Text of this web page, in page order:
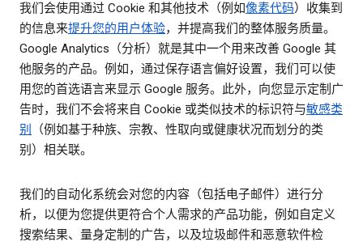
我们会使用通过 Cookie 和其他技术（例如像素代码）收集到
的信息来提升您的用户体验，并提高我们的整体服务质量。
Google Analytics（分析）就是其中一个用来改善 Google 其
他服务的产品。例如，通过保存语言偏好设置，我们可以使
用您的首选语言来显示 Google 服务。此外，向您显示定制广
告时，我们不会将来自 Cookie 或类似技术的标识符与敏感类
别
（例如基于种族、宗教、性取向或健康状况而划分的类
别）相关联。
我们的自动化系统会对您的内容（包括电子邮件）进行分
析，以便为您提供更符合个人需求的产品功能，例如自定义
搜索结果、量身定制的广告，以及垃圾邮件和恶意软件检